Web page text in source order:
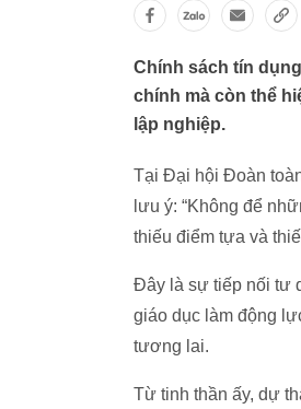
Chính sách tín
chính mà còn thể
lập nghiệp.
Tại Đại hội Đoàn
lưu ý: “Không để
thiếu điểm tựa và
Đây là sự tiếp nối tư
giáo dục làm động
tương lai.
Từ tinh thần ấy, dự